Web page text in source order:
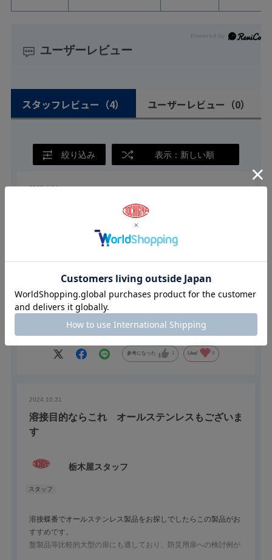
ユーザーレビュー
スタッフレビュー （4） ユーザーレビュー （0）
絞り込み 表示：新しい順
2025.4.24
さらに大型サイズのご対応実績ございます！！
栃木屋スタッフ
TH-94SUS-7は当社カタログ品でも大型の蝶番となります。
板厚、B寸法、A寸法がさらに大きい蝶番をお探しの際は別注対応
続きを読む
参考になった 1 Like! 0
2024.10.31
溶接目的ならこれ オールステンレスもございま
す
栃木屋スタッフ
溶接蝶番でオールステンレス製品をお探しでしたらこの製品がお
すすめです。
盤製品等比較的大型の扉にも適しており、防災用扉への検討例が